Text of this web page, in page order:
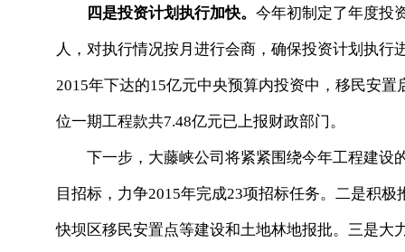
四是投资计划执行加快。 今年初制定了年度投
人，对执行情况按月进行会商，确保投资计划执
2015年下达的15亿元中央预算内投资中，移民安
位一期工程款共7.48亿元已上报财政部门。
下一步，大藤峡公司将紧紧围绕今年工程建设
目招标，力争2015年完成23项招标任务。二是积
快坝区移民安置点等建设和土地林地报批。三是